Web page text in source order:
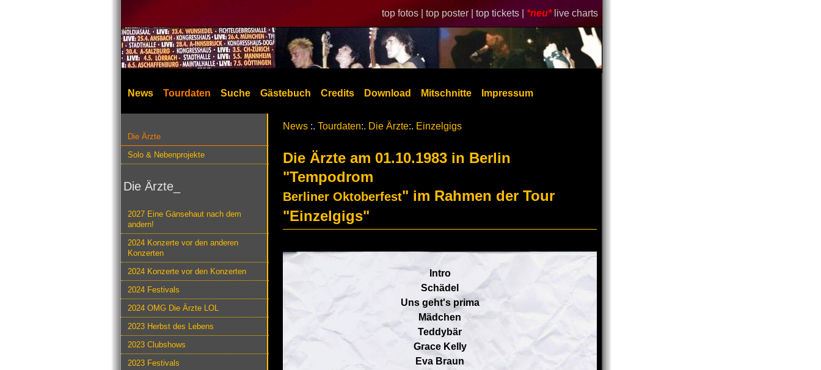
top fotos | top poster | top tickets | *neu* live charts
News Tourdaten Suche Gästebuch Credits Download Mitschnitte Impressum
Die Ärzte
Solo & Nebenprojekte
Die Ärzte_
2027 Eine Gänsehaut nach dem
andern!
2024 Konzerte vor den anderen
Konzerten
2024 Konzerte vor den Konzerten
2024 Festivals
2024 OMG Die Ärzte LOL
2023 Herbst des Lebens
2023 Clubshows
2023 Festivals
News :. Tourdaten:. Die Ärzte:. Einzelgigs
Die Ärzte am 01.10.1983 in Berlin
"Tempodrom
Berliner Oktoberfest" im Rahmen der Tour
"Einzelgigs"
Intro
Schädel
Uns geht's prima
Mädchen
Teddybär
Grace Kelly
Eva Braun